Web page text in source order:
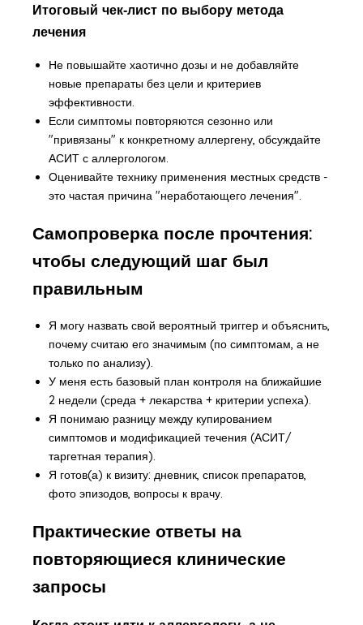
Итоговый чек‑лист по выбору метода
лечения
Не повышайте хаотично дозы и не добавляйте
новые препараты без цели и критериев
эффективности.
Если симптомы повторяются сезонно или
"привязаны" к конкретному аллергену, обсуждайте
АСИТ с аллергологом.
Оценивайте технику применения местных средств -
это частая причина "неработающего лечения".
Самопроверка после прочтения:
чтобы следующий шаг был
правильным
Я могу назвать свой вероятный триггер и объяснить,
почему считаю его значимым (по симптомам, а не
только по анализу).
У меня есть базовый план контроля на ближайшие
2 недели (среда + лекарства + критерии успеха).
Я понимаю разницу между купированием
симптомов и модификацией течения (АСИТ/
таргетная терапия).
Я готов(а) к визиту: дневник, список препаратов,
фото эпизодов, вопросы к врачу.
Практические ответы на
повторяющиеся клинические
запросы